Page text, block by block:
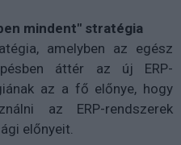
mindent" stratégia
amelyben az egész
áttér az új ERP-
az a fő előnye, hogy
az ERP-rendszerek
előnyeit.